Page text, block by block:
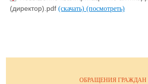
(директор).pdf (скачать) (посмотреть)
ОБРАЩЕНИЯ ГРАЖДАН